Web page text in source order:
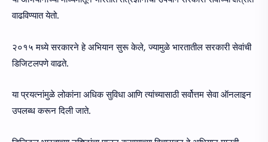
वाढविण्यात येतो.
२०१५ मध्ये सरकारने हे अभियान सुरू केले, ज्यामुळे भारतातील सरकारी सेवांची
डिजिटलपणे वाढते.
या प्रयत्नांमुळे लोकांना अधिक सुविधा आणि त्यांच्यासाठी सर्वोत्तम सेवा ऑनलाइन
उपलब्ध करून दिली जाते.